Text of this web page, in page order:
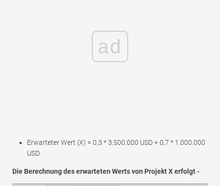
ad
Erwarteter Wert (X) = 0,3 * 3.500.000 USD + 0,7 * 1.000.000
USD
Die Berechnung des erwarteten Werts von Projekt X erfolgt -